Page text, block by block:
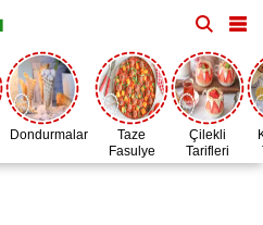
Dondurmalar
Taze
Fasulye
Zamanı
Çilekli
Tarifleri